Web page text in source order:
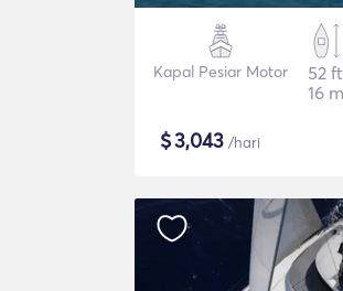
Kapal Pesiar Motor
52 ft
16 m
$3,043 /hari